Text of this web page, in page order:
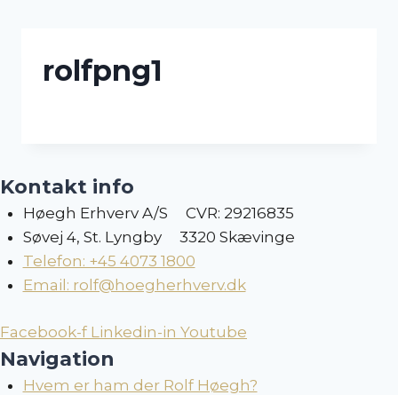
rolfpng1
Kontakt info
Høegh Erhverv A/S CVR: 29216835
Søvej 4, St. Lyngby 3320 Skævinge
Telefon: +45 4073 1800
Email: rolf@hoegherhverv.dk
Facebook-f Linkedin-in Youtube
Navigation
Hvem er ham der Rolf Høegh?